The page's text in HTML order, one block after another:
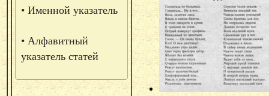
• Именной указатель
• Алфавитный
указатель статей